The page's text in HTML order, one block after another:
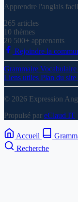
Apprendre l'anglais
265 articles
10 thèmes
20 500+ apprenants
Rejoindre la
Grammaire Vocabulaire
Liens utiles Plan du site
© 2026 Expression
Propulsé par eClaud IT
Accueil
Recherche